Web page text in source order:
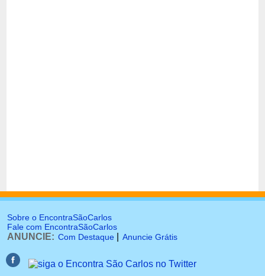
Sobre o EncontraSãoCarlos
Fale com EncontraSãoCarlos
ANUNCIE: Com Destaque Anuncie Grátis